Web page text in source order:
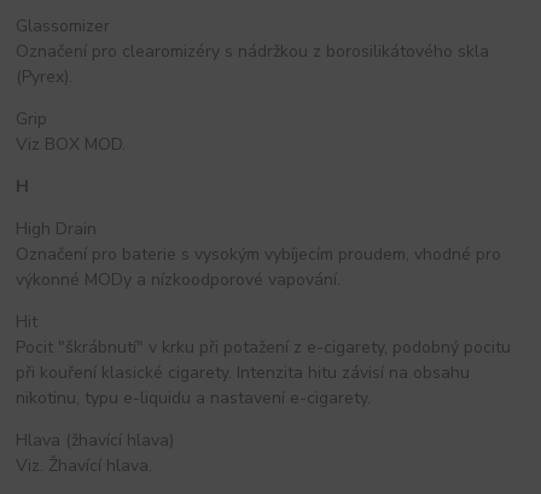
Glassomizer
Označení pro clearomizéry s nádržkou z borosilikátového skla
(Pyrex).
Grip
Viz BOX MOD.
H
High Drain
Označení pro baterie s vysokým vybíjecím proudem, vhodné pro
výkonné MODy a nízkoodporové vapování.
Hit
Pocit "škrábnutí" v krku při potažení z e-cigarety, podobný pocitu
při kouření klasické cigarety. Intenzita hitu závisí na obsahu
nikotinu, typu e-liquidu a nastavení e-cigarety.
Hlava (žhavící hlava)
Viz. Žhavící hlava.